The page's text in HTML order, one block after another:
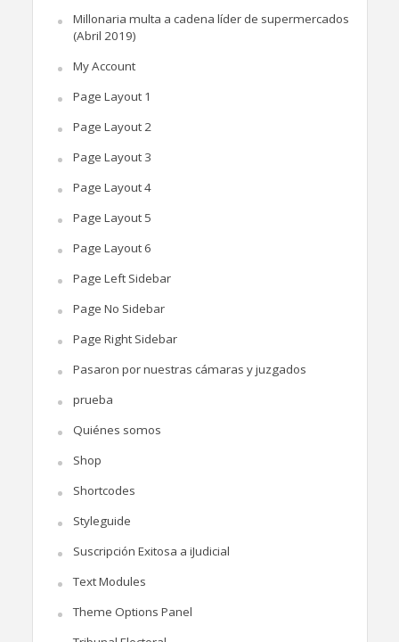
Millonaria multa a cadena líder de supermercados
(Abril 2019)
My Account
Page Layout 1
Page Layout 2
Page Layout 3
Page Layout 4
Page Layout 5
Page Layout 6
Page Left Sidebar
Page No Sidebar
Page Right Sidebar
Pasaron por nuestras cámaras y juzgados
prueba
Quiénes somos
Shop
Shortcodes
Styleguide
Suscripción Exitosa a iJudicial
Text Modules
Theme Options Panel